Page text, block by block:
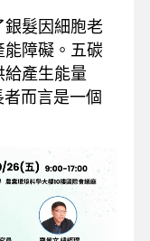
髮因細胞老
障礙。五碳
產生能量
而言是一個